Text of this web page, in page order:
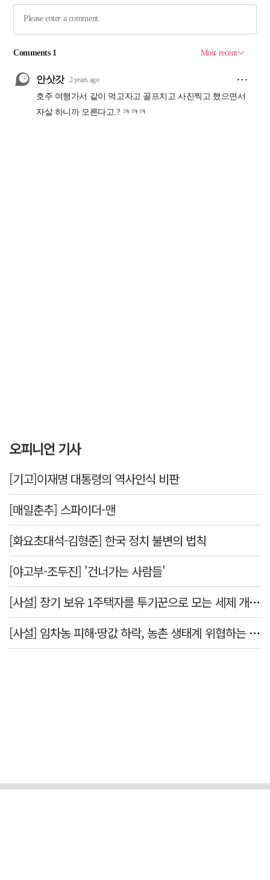
오피니언 기사
[기고]이재명 대통령의 역사인식 비판
[매일춘추] 스파이더-맨
[화요초대석-김형준] 한국 정치 불변의 법칙
[야고부-조두진] '건너가는 사람들'
[사설] 장기 보유 1주택자를 투기꾼으로 모는 세제 개편, 전면 재개편하라
[사설] 임차농 피해·땅값 하락, 농촌 생태계 위협하는 농지 전수조사